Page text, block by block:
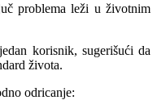
problema leži u životnim
korisnik, sugerišući da
života.
odricanje: